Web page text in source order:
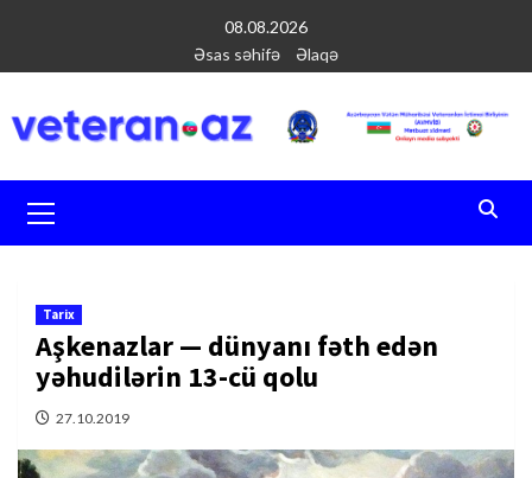
содержимому
08.08.2026
Əsas səhifə
Əlaqə
меню
Tarix
Aşkenazlar — dünyanı fəth edən
yəhudilərin 13-cü qolu
27.10.2019